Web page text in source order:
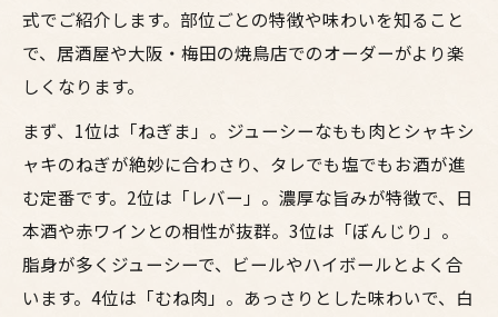
式でご紹介します。部位ごとの特徴や味わいを知ること
で、居酒屋や大阪・梅田の焼鳥店でのオーダーがより楽
しくなります。
まず、1位は「ねぎま」。ジューシーなもも肉とシャキシ
ャキのねぎが絶妙に合わさり、タレでも塩でもお酒が進
む定番です。2位は「レバー」。濃厚な旨みが特徴で、日
本酒や赤ワインとの相性が抜群。3位は「ぼんじり」。
脂身が多くジューシーで、ビールやハイボールとよく合
います。4位は「むね肉」。あっさりとした味わいで、白